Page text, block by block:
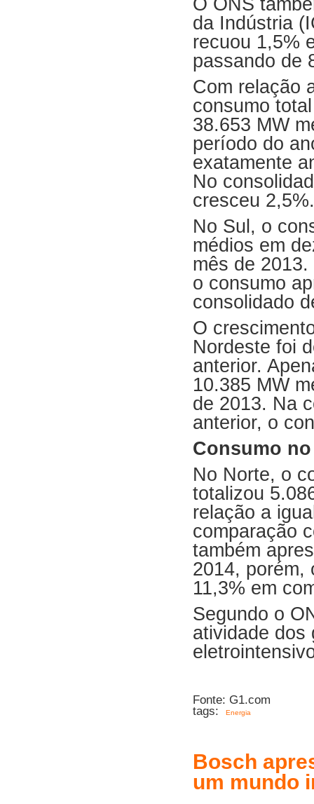
O ONS
da Indústria
recuou 1,5%
passando de
Com relação
consumo
38.653 MW
período do
exatamente
No
cresceu 2,5%.
No Sul, o
médios em
mês de
o consumo
consolidado
O
Nordeste foi
anterior.
10.385 MW
de 2013. Na
anterior, o
Consumo
No Norte, o
totalizou
relação a
comparação
também
2014, porém,
11,3% em
Segundo o
atividade dos
Fonte: G1.com
tags:
Energia
Bosch
um mundo